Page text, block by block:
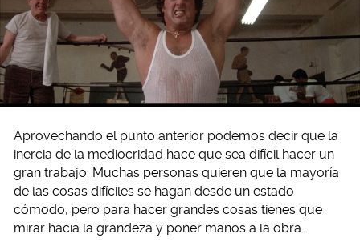
Aprovechando el punto anterior podemos decir que la
inercia de la mediocridad hace que sea difícil hacer un
gran trabajo. Muchas personas quieren que la mayoría
de las cosas difíciles se hagan desde un estado
cómodo, pero para hacer grandes cosas tienes que
mirar hacia la grandeza y poner manos a la obra.